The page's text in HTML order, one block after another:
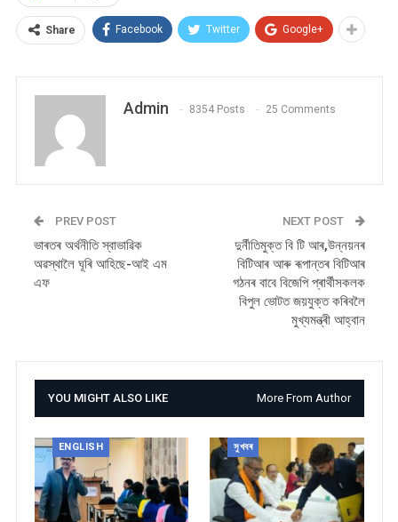
Share Facebook Twitter Google+
Admin 8354 Posts 25 Comments
PREV POST
ভাৰতৰ অৰ্থনীতি স্বাভাৱিক
অৱস্থালৈ ঘূৰি আহিছে-আই এম
এফ
NEXT POST
দুৰ্নীতিমুক্ত বি টি আৰ,উন্নয়নৰ
বিটিআৰ আৰু ৰূপান্তৰ বিটিআৰ
গঠনৰ বাবে বিজেপি প্ৰাৰ্থীসকলক
বিপুল ভোটত জয়যুক্ত কৰিবলৈ
মুখ্যমন্ত্ৰী আহ্বান
YOU MIGHT ALSO LIKE More From Author
ENGLISH সুখবৰ